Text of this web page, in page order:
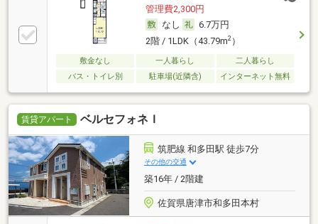
管理費2,300円
なし
6.7万円
2階 / 1LDK（43.79m2）
敷金なし 一人暮らし
二人暮らし
バス・トイレ別
駐車場(近隣含) インターネット無料
賃貸アパート ベルセフォネＩ
筑肥線 和多田駅 徒歩7分
その他の交通
築16年 / 2階建
佐賀県唐津市和多田本村